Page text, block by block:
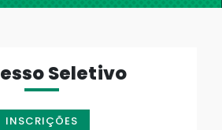
Seletivo
INSCRIÇÕES